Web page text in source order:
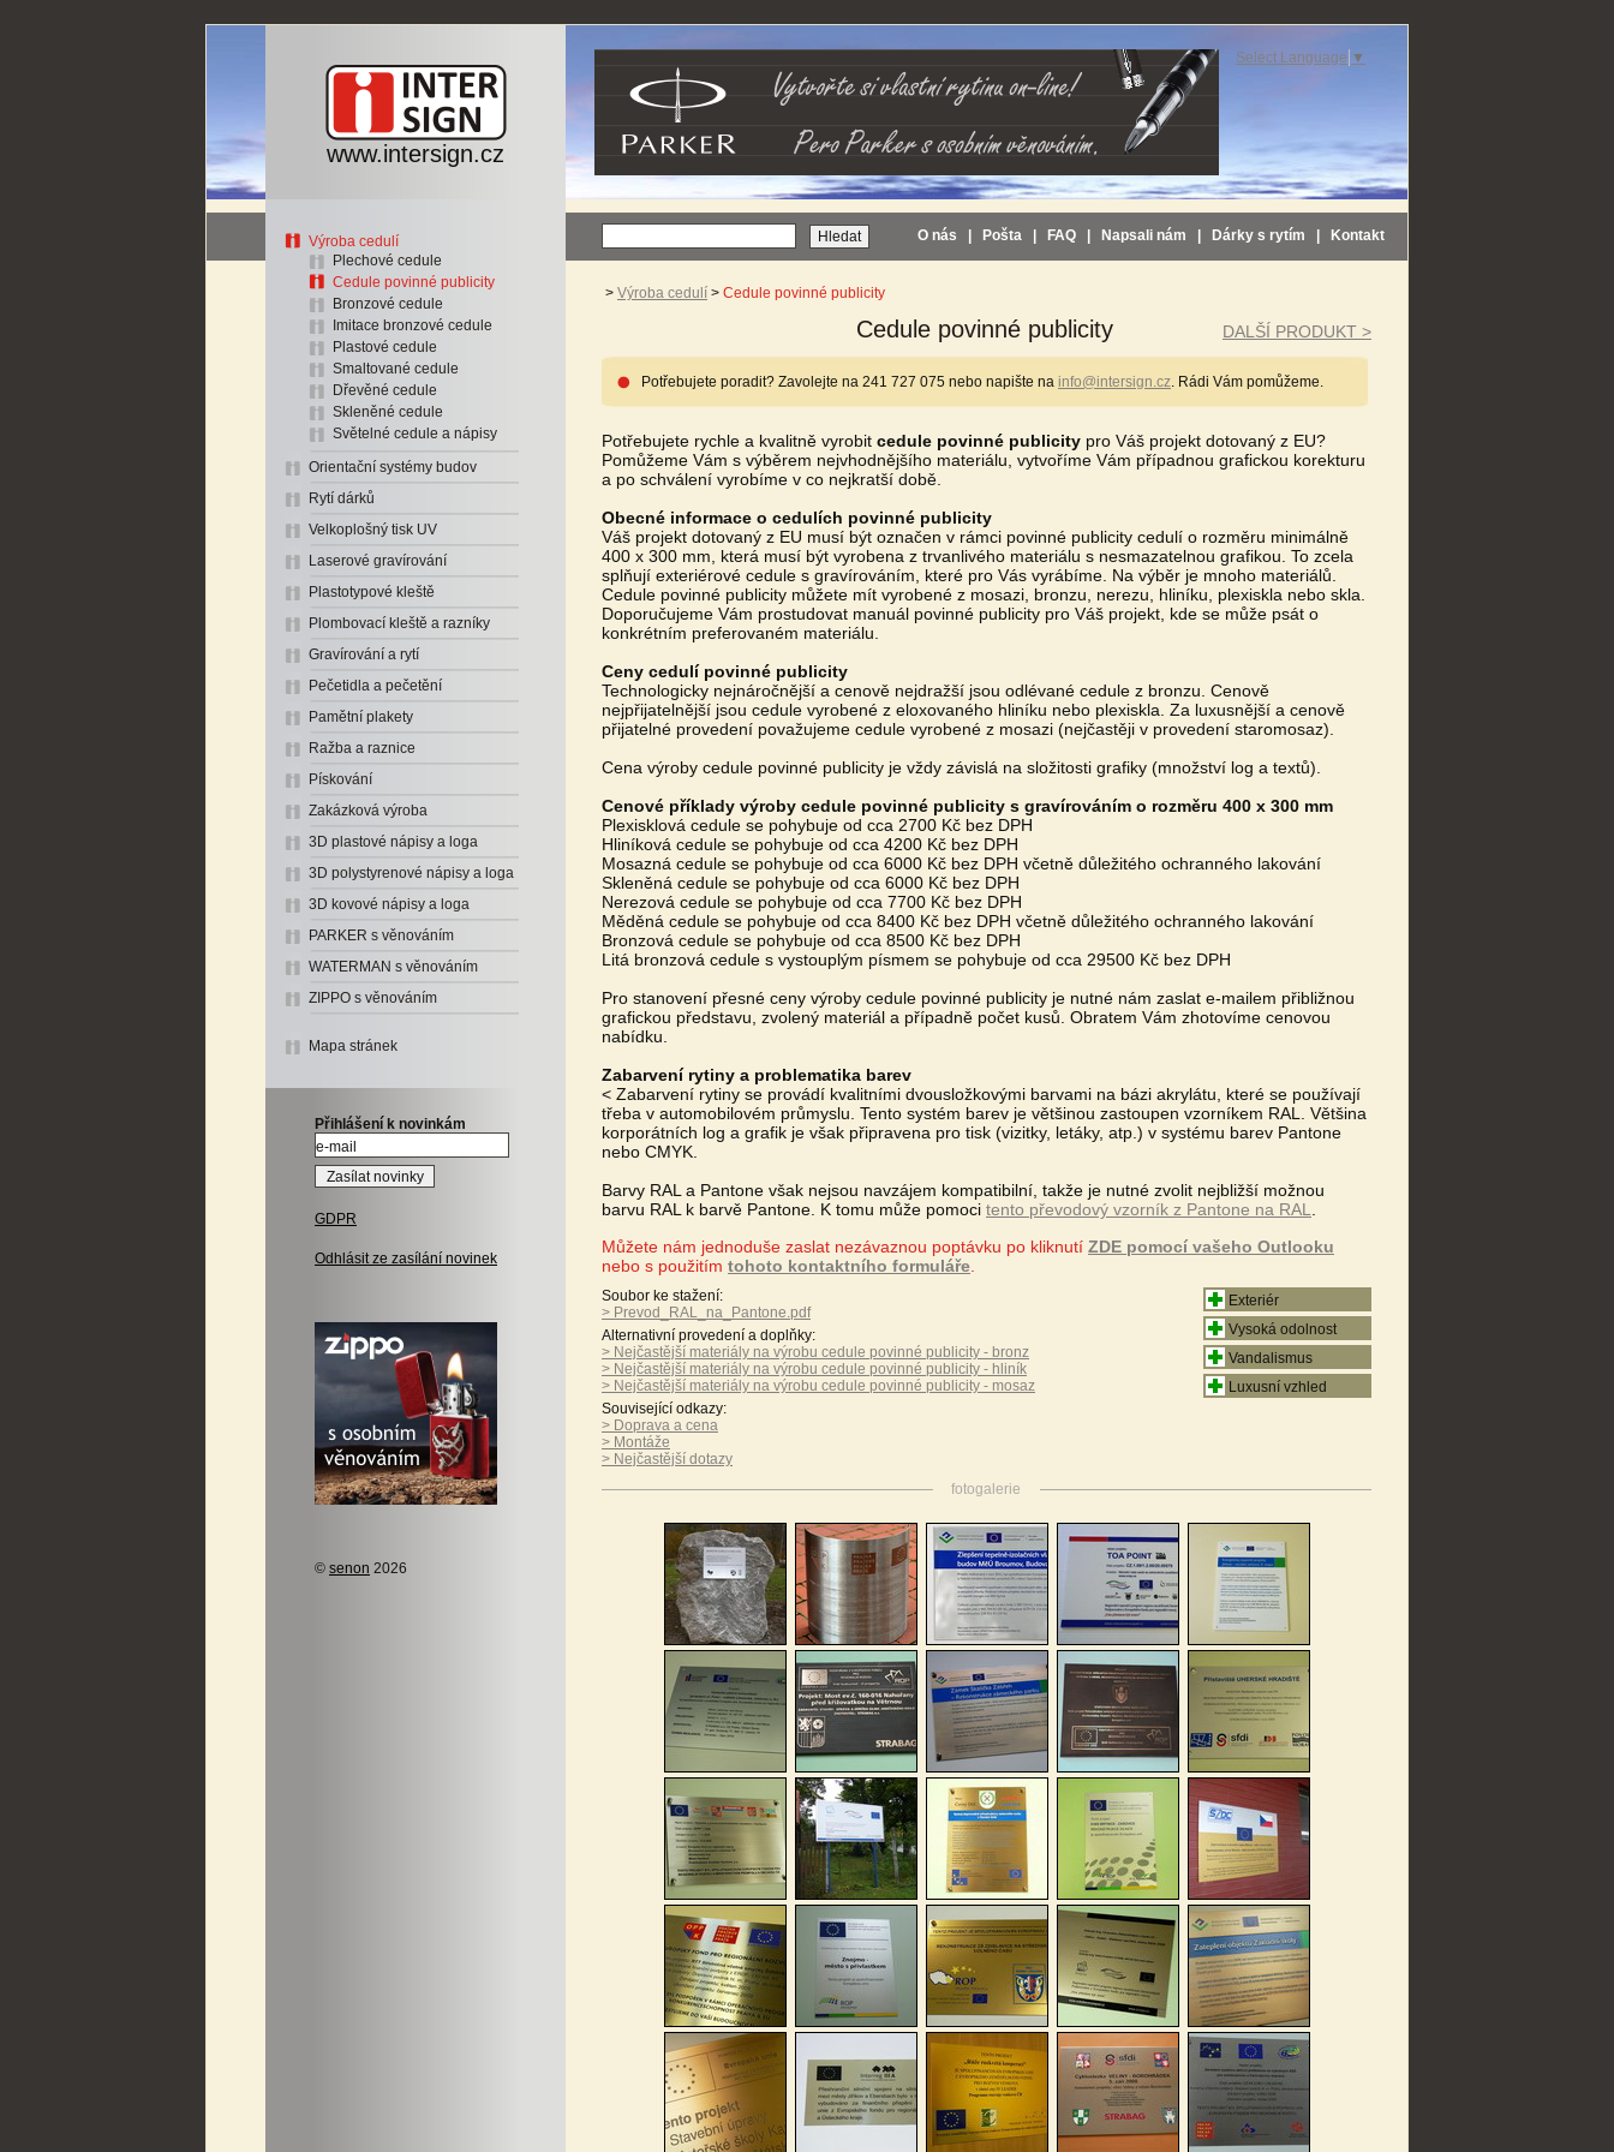
www.intersign.cz
Select Language ▼
Výroba cedulí
Plechové cedule
Cedule povinné publicity
Bronzové cedule
Imitace bronzové cedule
Plastové cedule
Smaltované cedule
Dřevěné cedule
Skleněné cedule
Světelné cedule a nápisy
Orientační systémy budov
Rytí dárků
Velkoplošný tisk UV
Laserové gravírování
Plastotypové kleště
Plombovací kleště a razníky
Gravírování a rytí
Pečetidla a pečetění
Pamětní plakety
Ražba a raznice
Pískování
Zakázková výroba
3D plastové nápisy a loga
3D polystyrenové nápisy a loga
3D kovové nápisy a loga
PARKER s věnováním
WATERMAN s věnováním
ZIPPO s věnováním
Mapa stránek
Přihlášení k novinkám
GDPR
Odhlásit ze zasílání novinek
© senon 2026
O nás Pošta FAQ Napsali nám Dárky s rytím Kontakt
> Výroba cedulí > Cedule povinné publicity
Cedule povinné publicity DALŠÍ PRODUKT >
Potřebujete poradit? Zavolejte na 241 727 075 nebo napište na info@intersign.cz. Rádi Vám pomůžeme.
Potřebujete rychle a kvalitně vyrobit cedule povinné publicity pro Váš projekt dotovaný z EU?
Pomůžeme Vám s výběrem nejvhodnějšího materiálu, vytvoříme Vám případnou grafickou korekturu
a po schválení vyrobíme v co nejkratší době.
Obecné informace o cedulích povinné publicity
Váš projekt dotovaný z EU musí být označen v rámci povinné publicity cedulí o rozměru minimálně
400 x 300 mm , která musí být vyrobena z trvanlivého materiálu s nesmazatelnou grafikou. To zcela
splňují exteriérové cedule s gravírováním, které pro Vás vyrábíme. Na výběr je mnoho materiálů.
Cedule povinné publicity můžete mít vyrobené z mosazi, bronzu, nerezu, hliníku, plexiskla nebo skla.
Doporučujeme Vám prostudovat manuál povinné publicity pro Váš projekt, kde se může psát o
konkrétním preferovaném materiálu.
Ceny cedulí povinné publicity
Technologicky nejnáročnější a cenově nejdražší jsou odlévané cedule z bronzu. Cenově
nejpřijatelnější jsou cedule vyrobené z eloxovaného hliníku nebo plexiskla. Za luxusnější a cenově
přijatelné provedení považujeme cedule vyrobené z mosazi (nejčastěji v provedení staromosaz).
Cena výroby cedule povinné publicity je vždy závislá na složitosti grafiky (množství log a textů).
Cenové příklady výroby cedule povinné publicity s gravírováním o rozměru 400 x 300 mm
Plexisklová cedule se pohybuje od cca 2700 Kč bez DPH
Hliníková cedule se pohybuje od cca 4200 Kč bez DPH
Mosazná cedule se pohybuje od cca 6000 Kč bez DPH včetně důležitého ochranného lakování
Skleněná cedule se pohybuje od cca 6000 Kč bez DPH
Nerezová cedule se pohybuje od cca 7700 Kč bez DPH
Měděná cedule se pohybuje od cca 8400 Kč bez DPH včetně důležitého ochranného lakování
Bronzová cedule se pohybuje od cca 8500 Kč bez DPH
Litá bronzová cedule s vystouplým písmem se pohybuje od cca 29500 Kč bez DPH
Pro stanovení přesné ceny výroby cedule povinné publicity je nutné nám zaslat e-mailem přibližnou
grafickou představu, zvolený materiál a případně počet kusů. Obratem Vám zhotovíme cenovou
nabídku.
Zabarvení rytiny a problematika barev
< Zabarvení rytiny se provádí kvalitními dvousložkovými barvami na bázi akrylátu, které se používají
třeba v automobilovém průmyslu. Tento systém barev je většinou zastoupen vzorníkem RAL. Většina
korporátních log a grafik je však připravena pro tisk (vizitky, letáky, atp.) v systému barev Pantone
nebo CMYK.
Barvy RAL a Pantone však nejsou navzájem kompatibilní, takže je nutné zvolit nejbližší možnou
barvu RAL k barvě Pantone. K tomu může pomoci tento převodový vzorník z Pantone na RAL
Můžete nám jednoduše zaslat nezávaznou poptávku po kliknutí ZDE pomocí vašeho Outlooku
nebo s použitím tohoto kontaktního formuláře
Soubor ke stažení:
> Prevod_RAL_na_Pantone.pdf
Alternativní provedení a doplňky:
> Nejčastější materiály na výrobu cedule povinné publicity - bronz
> Nejčastější materiály na výrobu cedule povinné publicity - hliník
> Nejčastější materiály na výrobu cedule povinné publicity - mosaz
Související odkazy:
> Doprava a cena
> Montáže
> Nejčastější dotazy
Exteriér
Vysoká odolnost
Vandalismus
Luxusní vzhled
fotogalerie